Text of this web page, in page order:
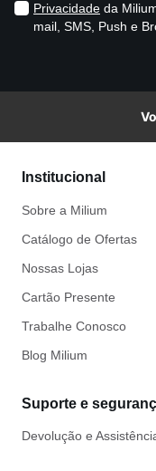
Privacidade da
mail, SMS, Push e
Institucional
Sobre a Milium
Catálogo de Ofertas
Nossas Lojas
Cartão Presente
Trabalhe Conosco
Blog Milium
Suporte e
Devolução e